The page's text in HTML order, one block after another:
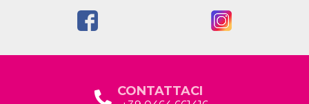
CONTATTACI